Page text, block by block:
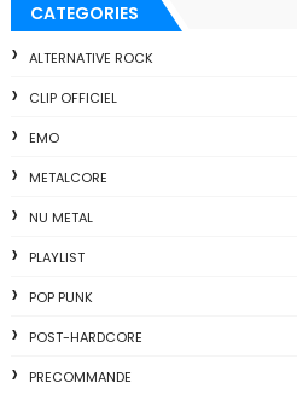
CATEGORIES
ALTERNATIVE ROCK
CLIP OFFICIEL
EMO
METALCORE
NU METAL
PLAYLIST
POP PUNK
POST-HARDCORE
PRECOMMANDE